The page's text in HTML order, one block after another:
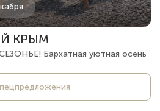
КРЫМ
Бархатная уютная осень